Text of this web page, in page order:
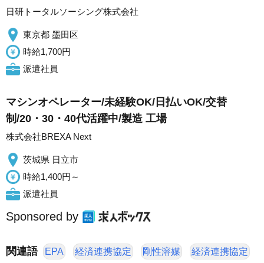
日研トータルソーシング株式会社
東京都 墨田区
時給1,700円
派遣社員
マシンオペレーター/未経験OK/日払いOK/交替
制/20・30・40代活躍中/製造 工場
株式会社BREXA Next
茨城県 日立市
時給1,400円～
派遣社員
Sponsored by
関連語 EPA 経済連携協定 剛性溶媒 経済連携協定